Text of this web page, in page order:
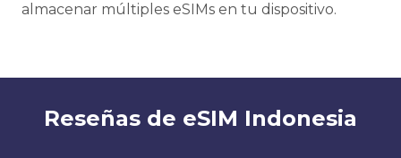
almacenar múltiples eSIMs en tu dispositivo.
Reseñas de eSIM Indonesia